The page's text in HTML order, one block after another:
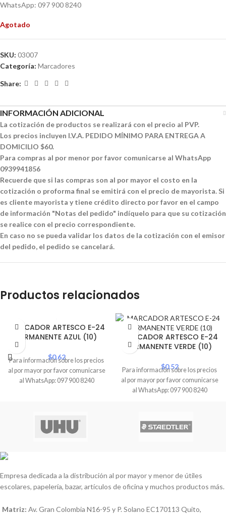
WhatsApp: 097 900 8240
Agotado
SKU: 03007
Categoría: Marcadores
Share:
INFORMACIÓN ADICIONAL
La cotización de productos se realizará con el precio al PVP.
Los precios incluyen I.V.A. PEDIDO MÍNIMO PARA ENTREGA A
DOMICILIO $60.
Para compras al por menor por favor comunicarse al WhatsApp
0939941856
Recuerde que si las compras son al por mayor el costo en la
cotización o proforma final se emitirá con el precio de mayorista. Si
es cliente mayorista y tiene crédito directo por favor en el campo
de información "Notas del pedido" indíquelo para que su cotización
se realice con el precio correspondiente.
En caso no se pueda validar los datos de la cotización con el emisor
del pedido, el pedido se cancelará.
Productos relacionados
MARCADOR ARTESCO E-24
PERMANENTE AZUL (10)
$0.62
Para información sobre los precios
al por mayor por favor comunicarse
al WhatsApp: 097 900 8240
MARCADOR ARTESCO E-24
PERMANENTE VERDE (10)
$0.52
Para información sobre los precios
al por mayor por favor comunicarse
al WhatsApp: 097 900 8240
Empresa dedicada a la distribución al por mayor y menor de útiles
escolares, papelería, bazar, artículos de oficina y muchos productos más.
Matriz: Av. Gran Colombia N16-95 y P. Solano EC170113 Quito,